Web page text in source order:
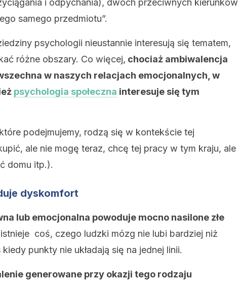
i odpychania), dwóch przeciwnych kierunków
samego przedmiotu”.
psychologii nieustannie interesują się tematem,
różne obszary. Co więcej, chociaż ambiwalencja
w naszych relacjach emocjonalnych, w
psychologia społeczna interesuje się tym
podejmujemy, rodzą się w kontekście tej
ale nie mogę teraz, chcę tej pracy w tym kraju, ale
domu itp.).
dyskomfort
lub emocjonalna powoduje mocno nasilone złe
coś, czego ludzki mózg nie lubi bardziej niż
punkty nie układają się na jednej linii.
generowane przy okazji tego rodzaju